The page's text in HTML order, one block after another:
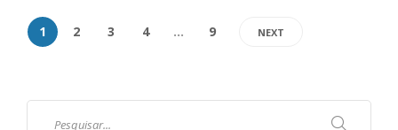
1 2 3 4 … 9 NEXT